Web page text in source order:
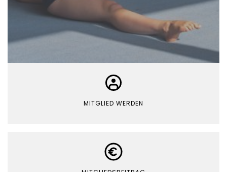
MITGLIED WERDEN